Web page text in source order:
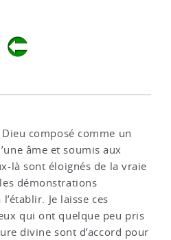
composé comme un
âme et soumis aux
là sont éloignés de la vraie
démonstrations
Je laisse ces
qui ont quelque peu pris
divine sont d’accord pour